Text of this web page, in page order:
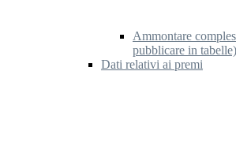
Ammontare
pubblicare in tabelle)
Dati relativi ai premi